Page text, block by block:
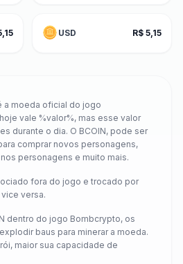
USD R$ 5,15
a moeda oficial do jogo
vale %valor%, mas esse valor
durante o dia. O BCOIN, pode ser
comprar novos personagens,
personagens e muito mais.
fora do jogo e trocado por
versa.
dentro do jogo Bombcrypto, os
baus para minerar a moeda.
maior sua capacidade de